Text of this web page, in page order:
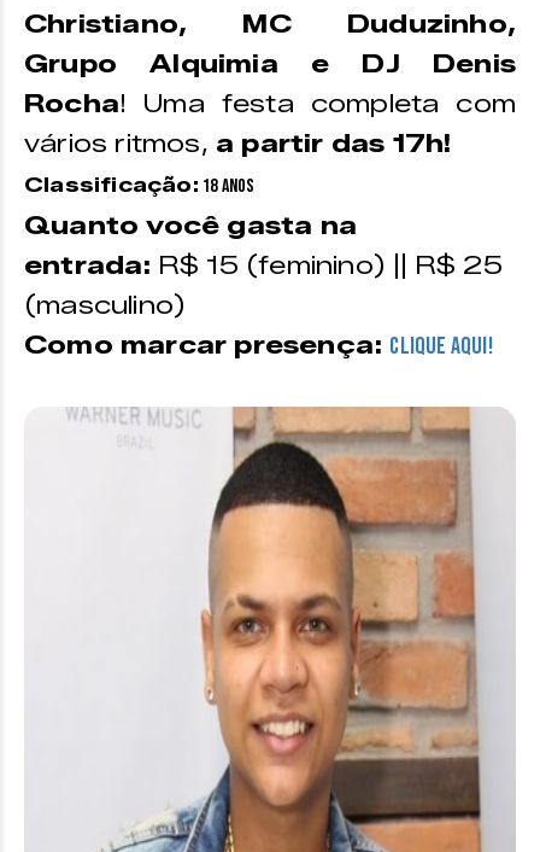
Christiano, MC Duduzinho,
Grupo Alquimia e DJ Denis
Rocha! Uma festa completa com
vários ritmos, a partir das 17h!
Classificação: 18 anos
Quanto você gasta na
entrada: R$ 15 (feminino) || R$ 25
(masculino)
Como marcar presença: CLIQUE AQUI!